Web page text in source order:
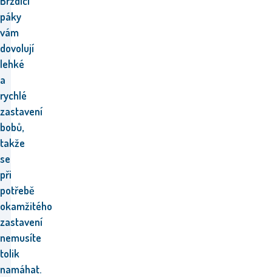
páky
vám
dovolují
lehké
a
rychlé
zastavení
bobů,
takže
se
při
potřebě
okamžitého
zastavení
nemusíte
tolik
namáhat.